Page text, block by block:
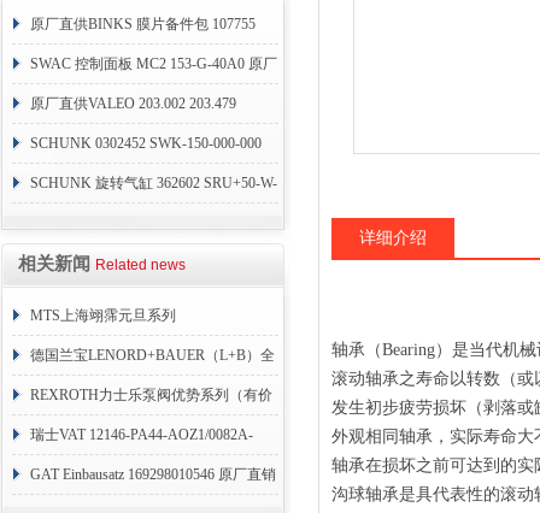
原厂直供BINKS 膜片备件包 107755
SWAC 控制面板 MC2 153-G-40A0 原厂
直销
原厂直供VALEO 203.002 203.479
SCHUNK 0302452 SWK-150-000-000
SCHUNK 旋转气缸 362602 SRU+50-W-
相关新闻 Related news
MTS上海翊霈元旦系列
RHM3050MR081A01
德国兰宝LENORD+BAUER（L+B）全
系列编码器
REXROTH力士乐泵阀优势系列（有价
目表）
瑞士VAT 12146-PA44-AOZ1/0082A-
1173938
GAT Einbausatz 169298010546 原厂直销
详细介绍
轴承（Bearing）是当代机
滚动轴承之寿命以转数（
发生初步疲劳损坏（剥落
外观相同轴承，实际寿命大
轴承在损坏之前可达到的
沟球轴承是具代表性的滚